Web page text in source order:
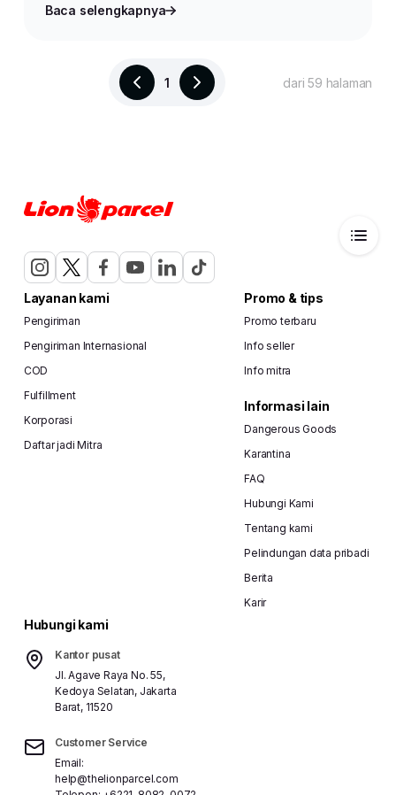
Baca selengkapnya
1 dari 59 halaman
Layanan kami
Pengiriman
Pengiriman Internasional
COD
Fulfillment
Korporasi
Daftar jadi Mitra
Promo & tips
Promo terbaru
Info seller
Info mitra
Informasi lain
Dangerous Goods
Karantina
FAQ
Hubungi Kami
Tentang kami
Pelindungan data pribadi
Berita
Karir
Hubungi kami
Kantor pusat
Jl. Agave Raya No. 55,
Kedoya Selatan, Jakarta
Barat, 11520
Customer Service
Email:
help@thelionparcel.com